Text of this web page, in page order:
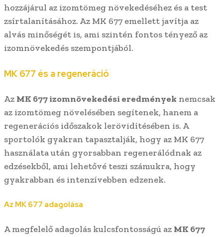
hozzájárul az izomtömeg növekedéséhez és a test
zsírtalanításához. Az MK 677 emellett javítja az
alvás minőségét is, ami szintén fontos tényező az
izomnövekedés szempontjából.
MK 677 és a regeneráció
Az MK 677 izomnövekedési eredmények nemcsak
az izomtömeg növelésében segítenek, hanem a
regenerációs időszakok lerövidítésében is. A
sportolók gyakran tapasztalják, hogy az MK 677
használata után gyorsabban regenerálódnak az
edzésekből, ami lehetővé teszi számukra, hogy
gyakrabban és intenzívebben edzenek.
Az MK 677 adagolása
A megfelelő adagolás kulcsfontosságú az MK 677